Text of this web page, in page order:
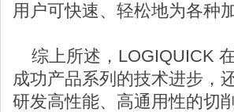
用户可快速、轻松地为各种
综上所述，LOGIQUICK
成功产品系列的技术进步，
研发高性能、高通用性的切